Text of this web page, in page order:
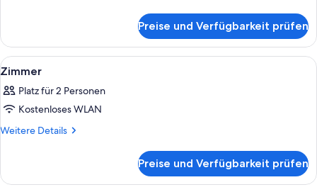
Preise und Verfügbarkeit prüfen
Alle
Fotos
für
Zimmer
anzeigen
Ein Hotelzimmer mit einem Bett,
3
Zimmer
Platz für 2 Personen
Kostenloses WLAN
Weitere Details
Weitere
Preise und Verfügbarkeit prüfen